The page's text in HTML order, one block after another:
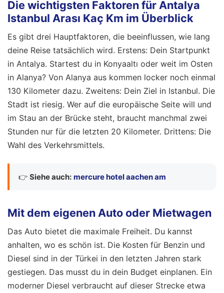
Die wichtigsten Faktoren für Antalya
Istanbul Arası Kaç Km im Überblick
Es gibt drei Hauptfaktoren, die beeinflussen, wie lang
deine Reise tatsächlich wird. Erstens: Dein Startpunkt
in Antalya. Startest du in Konyaaltı oder weit im Osten
in Alanya? Von Alanya aus kommen locker noch einmal
130 Kilometer dazu. Zweitens: Dein Ziel in Istanbul. Die
Stadt ist riesig. Wer auf die europäische Seite will und
im Stau an der Brücke steht, braucht manchmal zwei
Stunden nur für die letzten 20 Kilometer. Drittens: Die
Wahl des Verkehrsmittels.
👉 Siehe auch: mercure hotel aachen am
Mit dem eigenen Auto oder Mietwagen
Das Auto bietet die maximale Freiheit. Du kannst
anhalten, wo es schön ist. Die Kosten für Benzin und
Diesel sind in der Türkei in den letzten Jahren stark
gestiegen. Das musst du in dein Budget einplanen. Ein
moderner Diesel verbraucht auf dieser Strecke etwa